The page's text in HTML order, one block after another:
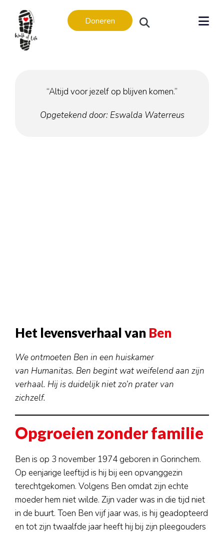
Aannamebeleid
Formulieren
Gedragscode
Fondsen
Activiteiten
Nieuws
Contact
Doneren
Doneren
“Altijd voor jezelf op blijven komen.”
Opgetekend door: Eswalda Waterreus
Het levensverhaal van Ben
We ontmoeten Ben in een huiskamer
van Humanitas. Ben begint wat weifelend aan zijn
verhaal. Hij is duidelijk niet zo’n prater van
zichzelf.
Opgroeien zonder familie
Ben is op 3 november 1974 geboren in Gorinchem.
Op eenjarige leeftijd is hij bij een opvanggezin
terechtgekomen. Volgens Ben omdat zijn echte
moeder hem niet wilde. Zijn vader was in die tijd niet
in de buurt. Toen Ben vijf jaar was, is hij geadopteerd
en tot zijn twaalfde jaar heeft hij bij zijn pleegouders